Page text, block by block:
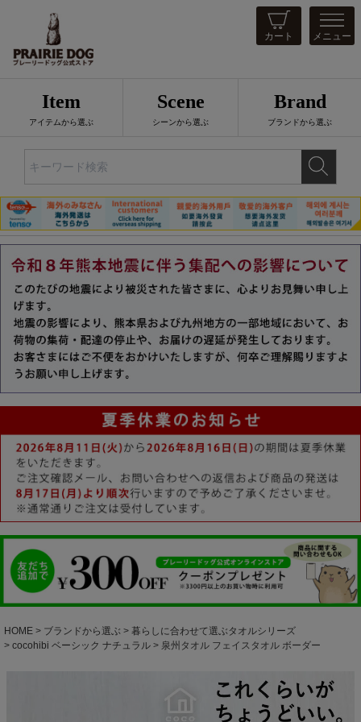
カート メニュー
Item
アイテムから選ぶ
Scene
シーンから選ぶ
Brand
ブランドから選ぶ
HOME ブランドから選ぶ
暮らしに合わせて選ぶタオルシリーズ
cocohibi ベーシック ナチュラル
泉州タオル フェイスタオル ボーダー